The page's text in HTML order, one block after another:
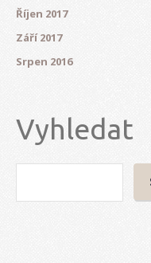
Říjen 2017
Září 2017
Srpen 2016
Vyhledat